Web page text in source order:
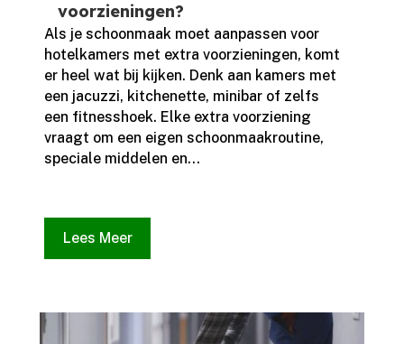
voorzieningen?
Als je schoonmaak moet aanpassen voor
hotelkamers met extra voorzieningen, komt
er heel wat bij kijken.​ Denk aan kamers met
een jacuzzi, kitchenette, minibar of zelfs
een fitnesshoek.​ Elke extra voorziening
vraagt om een eigen schoonmaakroutine,
speciale middelen en...
Lees Meer